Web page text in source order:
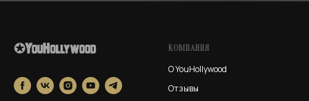
КОМПАНИЯ
О YouHollywood
Отзывы